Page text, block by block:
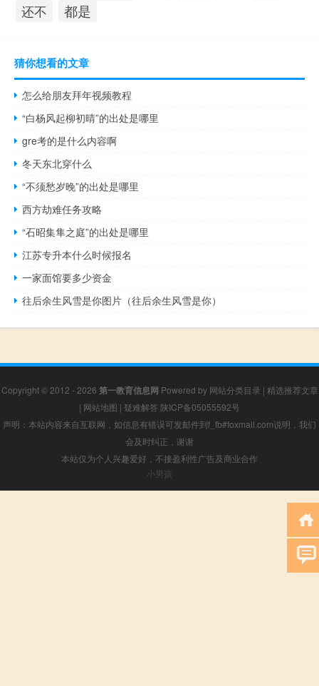
还不 都是
猜你想看的文章
怎么给朋友拜年视频教程
“白杨风起柳初晴”的出处是哪里
gre考的是什么内容啊
冬天东北穿什么
“不须愁岁晚”的出处是哪里
西方劫难任务攻略
“石昭集隼之庭”的出处是哪里
江苏专升本什么时候报名
一家面馆要多少资金
往后余生风雪是你图片（往后余生风雪是你）
Copyright © 2012 - 2026 第一教育信息网 Powered by 网站分类目录 | 精选推荐文章
| 网站地图 | 疑难解答 陕ICP备05055592号
声明：本站内容来自互联网，如信息有错误可发邮件到f_fb#foxmail.com说明，我们
会及时纠正，谢谢
本站仅为个人兴趣爱好，不接盈利性广告及商业合作
小男孩